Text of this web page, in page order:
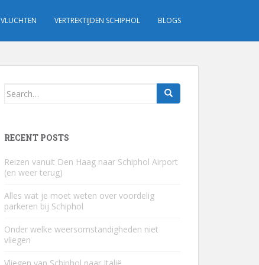
VLUCHTEN VERTREKTIJDEN SCHIPHOL BLOGS
Search
RECENT POSTS
Reizen vanuit Den Haag naar Schiphol Airport
(en weer terug)
Alles wat je moet weten over voordelig
parkeren bij Schiphol
Onder welke weersomstandigheden niet
vliegen